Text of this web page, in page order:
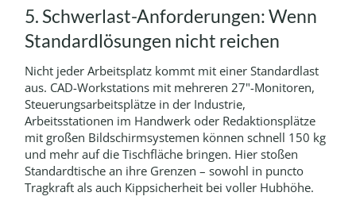
5. Schwerlast-Anforderungen: Wenn
Standardlösungen nicht reichen
Nicht jeder Arbeitsplatz kommt mit einer Standardlast
aus. CAD-Workstations mit mehreren 27"-Monitoren,
Steuerungsarbeitsplätze in der Industrie,
Arbeitsstationen im Handwerk oder Redaktionsplätze
mit großen Bildschirmsystemen können schnell 150 kg
und mehr auf die Tischfläche bringen. Hier stoßen
Standardtische an ihre Grenzen – sowohl in puncto
Tragkraft als auch Kippsicherheit bei voller Hubhöhe.